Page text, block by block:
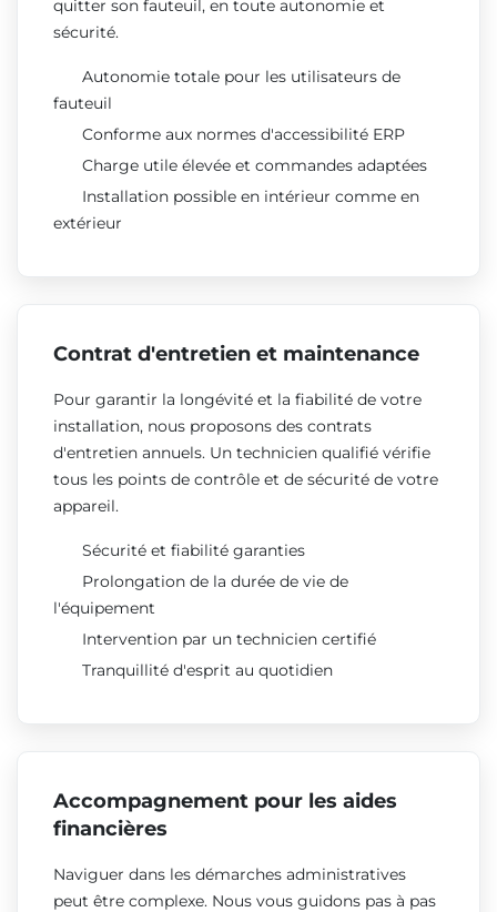
quitter son fauteuil, en toute autonomie et
sécurité.
Autonomie totale pour les utilisateurs de
fauteuil
Conforme aux normes d'accessibilité ERP
Charge utile élevée et commandes adaptées
Installation possible en intérieur comme en
extérieur
Contrat d'entretien et maintenance
Pour garantir la longévité et la fiabilité de votre
installation, nous proposons des contrats
d'entretien annuels. Un technicien qualifié vérifie
tous les points de contrôle et de sécurité de votre
appareil.
Sécurité et fiabilité garanties
Prolongation de la durée de vie de
l'équipement
Intervention par un technicien certifié
Tranquillité d'esprit au quotidien
Accompagnement pour les aides
financières
Naviguer dans les démarches administratives
peut être complexe. Nous vous guidons pas à pas